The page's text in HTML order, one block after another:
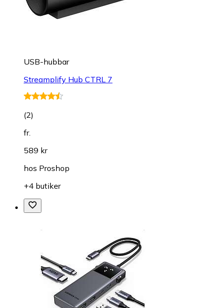
USB-hubbar
Streamplify Hub CTRL 7
(2)
fr.
589 kr
hos Proshop
+4 butiker